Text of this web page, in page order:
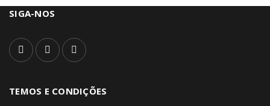
SIGA-NOS
TEMOS E CONDIÇÕES